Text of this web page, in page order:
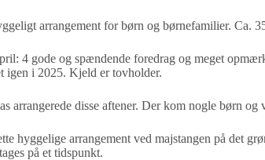
arrangement for børn og børnefamilier. Ca.
4 gode og spændende foredrag og meget
igen i 2025. Kjeld er tovholder.
arrangerede disse aftener. Der kom nogle børn
hyggelige arrangement ved majstangen på det
på et tidspunkt.